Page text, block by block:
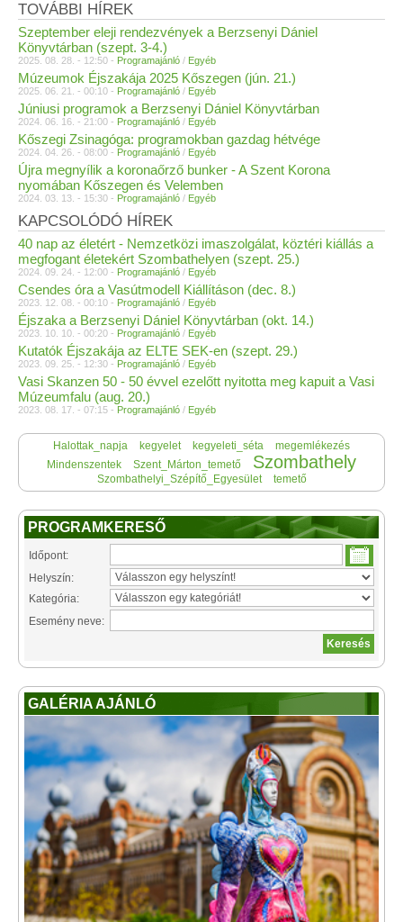
TOVÁBBI HÍREK
Szeptember eleji rendezvények a Berzsenyi Dániel
Könyvtárban (szept. 3-4.)
2025. 08. 28. - 12:50 - Programajánló / Egyéb
Múzeumok Éjszakája 2025 Kőszegen (jún. 21.)
2025. 06. 21. - 00:10 - Programajánló / Egyéb
Júniusi programok a Berzsenyi Dániel Könyvtárban
2024. 06. 16. - 21:00 - Programajánló / Egyéb
Kőszegi Zsinagóga: programokban gazdag hétvége
2024. 04. 26. - 08:00 - Programajánló / Egyéb
Újra megnyílik a koronaőrző bunker - A Szent Korona
nyomában Kőszegen és Velemben
2024. 03. 13. - 15:30 - Programajánló / Egyéb
KAPCSOLÓDÓ HÍREK
40 nap az életért - Nemzetközi imaszolgálat, köztéri kiállás a
megfogant életekért Szombathelyen (szept. 25.)
2024. 09. 24. - 12:00 - Programajánló / Egyéb
Csendes óra a Vasútmodell Kiállításon (dec. 8.)
2023. 12. 08. - 00:10 - Programajánló / Egyéb
Éjszaka a Berzsenyi Dániel Könyvtárban (okt. 14.)
2023. 10. 10. - 00:20 - Programajánló / Egyéb
Kutatók Éjszakája az ELTE SEK-en (szept. 29.)
2023. 09. 25. - 12:30 - Programajánló / Egyéb
Vasi Skanzen 50 - 50 évvel ezelőtt nyitotta meg kapuit a Vasi
Múzeumfalu (aug. 20.)
2023. 08. 17. - 07:15 - Programajánló / Egyéb
Halottak_napja kegyelet kegyeleti_séta
megemlékezés
Mindenszentek
Szent_Márton_temető Szombathely
Szombathelyi_Szépítő_Egyesület temető
PROGRAMKERESŐ
Időpont:
Helyszín:
Kategória:
Esemény neve:
GALÉRIA AJÁNLÓ